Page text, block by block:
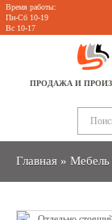
Время работы:
Пн-Сб 10-19
Вс 10-17
ПРОДАЖА И
Главная » Мебель
Sale